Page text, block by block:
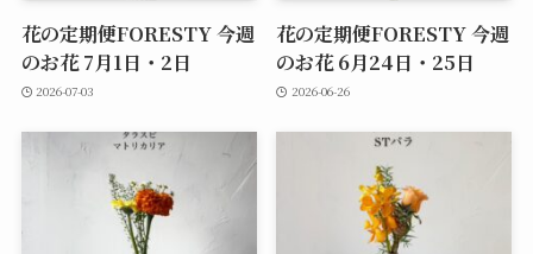
花の定期便FORESTY 今週
のお花 7月1日・2日
2026-07-03
花の定期便FORESTY 今週
のお花 6月24日・25日
2026-06-26